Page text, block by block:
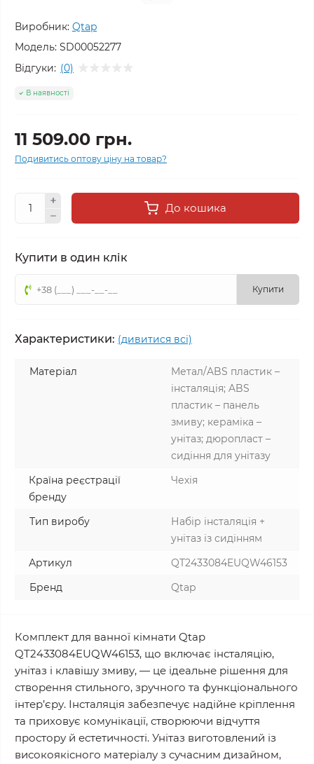
Виробник: Qtap
Модель: SD00052277
Відгуки: (0)
В наявності
11 509.00 грн.
Подивитись оптову ціну на товар?
До кошика
Купити в один клік
Купити
Характеристики: (дивитися всі)
Матеріал
Метал/ABS пластик –
інсталяція; ABS
пластик – панель
змиву; кераміка –
унітаз; дюропласт –
сидіння для унітазу
Країна реєстрації
бренду
Чехія
Тип виробу
Набір інсталяція +
унітаз із сидінням
Артикул
QT2433084EUQW46153
Бренд
Qtap
Комплект для ванної кімнати Qtap
QT2433084EUQW46153, що включає інсталяцію,
унітаз і клавішу змиву, — це ідеальне рішення для
створення стильного, зручного та функціонального
інтер’єру. Інсталяція забезпечує надійне кріплення
та приховує комунікації, створюючи відчуття
простору й естетичності. Унітаз виготовлений із
високоякісного матеріалу з сучасним дизайном,